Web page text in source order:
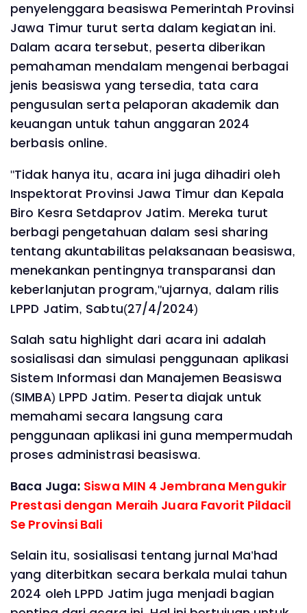
penyelenggara beasiswa Pemerintah Provinsi
Jawa Timur turut serta dalam kegiatan ini.
Dalam acara tersebut, peserta diberikan
pemahaman mendalam mengenai berbagai
jenis beasiswa yang tersedia, tata cara
pengusulan serta pelaporan akademik dan
keuangan untuk tahun anggaran 2024
berbasis online.
"Tidak hanya itu, acara ini juga dihadiri oleh
Inspektorat Provinsi Jawa Timur dan Kepala
Biro Kesra Setdaprov Jatim. Mereka turut
berbagi pengetahuan dalam sesi sharing
tentang akuntabilitas pelaksanaan beasiswa,
menekankan pentingnya transparansi dan
keberlanjutan program,"ujarnya, dalam rilis
LPPD Jatim, Sabtu(27/4/2024)
Salah satu highlight dari acara ini adalah
sosialisasi dan simulasi penggunaan aplikasi
Sistem Informasi dan Manajemen Beasiswa
(SIMBA) LPPD Jatim. Peserta diajak untuk
memahami secara langsung cara
penggunaan aplikasi ini guna mempermudah
proses administrasi beasiswa.
Baca Juga: Siswa MIN 4 Jembrana Mengukir
Prestasi dengan Meraih Juara Favorit Pildacil
Se Provinsi Bali
Selain itu, sosialisasi tentang jurnal Ma’had
yang diterbitkan secara berkala mulai tahun
2024 oleh LPPD Jatim juga menjadi bagian